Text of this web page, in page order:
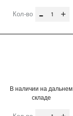
Кол-во - +
В наличии на дальнем
складе